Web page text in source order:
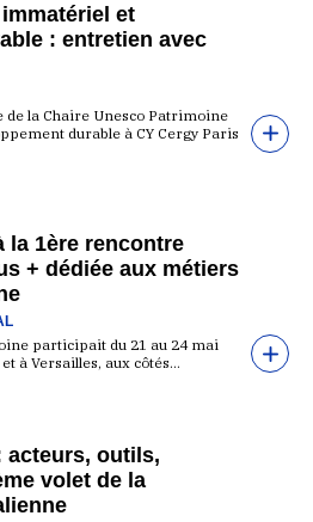
et
: entretien avec
la Chaire Unesco Patrimoine
durable à CY Cergy Paris
la 1ère rencontre
+ dédiée aux métiers
participait du 21 au 24 mai
à Versailles, aux côtés…
acteurs, outils,
volet de la